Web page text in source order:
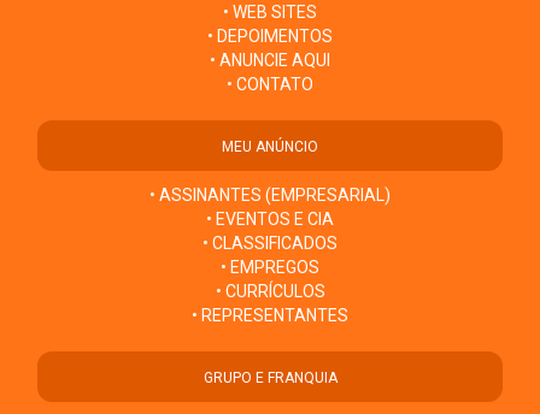
• WEB SITES
• DEPOIMENTOS
• ANUNCIE AQUI
• CONTATO
MEU ANÚNCIO
• ASSINANTES (EMPRESARIAL)
• EVENTOS E CIA
• CLASSIFICADOS
• EMPREGOS
• CURRÍCULOS
• REPRESENTANTES
GRUPO E FRANQUIA